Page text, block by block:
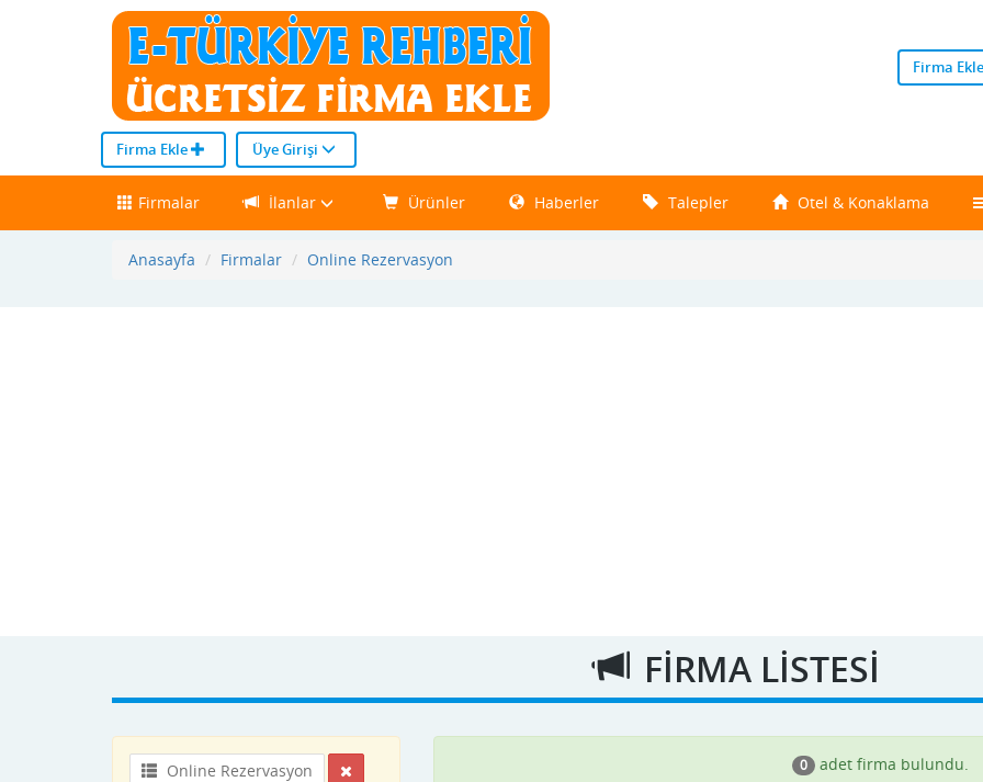
Firma
Firma Ekle Üye Girişi
Firmalar İlanlar Ürünler Haberler Talepler Otel & Konaklama
Anasayfa Firmalar Online Rezervasyon
FİRMA LİSTESİ
Online Rezervasyon 0 adet firma bulundu.